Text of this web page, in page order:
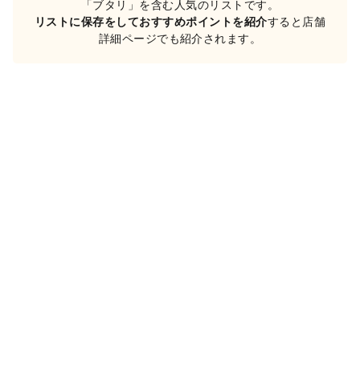
「ブタリ」を含む人気のリストです。
リストに保存をしておすすめポイントを紹介すると店舗
詳細ページでも紹介されます。